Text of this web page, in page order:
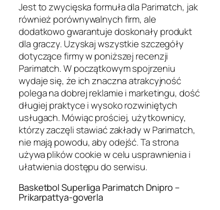
Jest to zwycięska formuła dla Parimatch, jak
również porównywalnych firm, ale
dodatkowo gwarantuje doskonały produkt
dla graczy. Uzyskaj wszystkie szczegóły
dotyczące firmy w poniższej recenzji
Parimatch. W początkowym spojrzeniu
wydaje się, że ich znaczna atrakcyjność
polega na dobrej reklamie i marketingu, dość
długiej praktyce i wysoko rozwiniętych
usługach. Mówiąc prościej, użytkownicy,
którzy zaczęli stawiać zakłady w Parimatch,
nie mają powodu, aby odejść. Ta strona
używa plików cookie w celu usprawnienia i
ułatwienia dostępu do serwisu.
Basketbol Superliga Parimatch Dnipro –
Prikarpattya-goverla